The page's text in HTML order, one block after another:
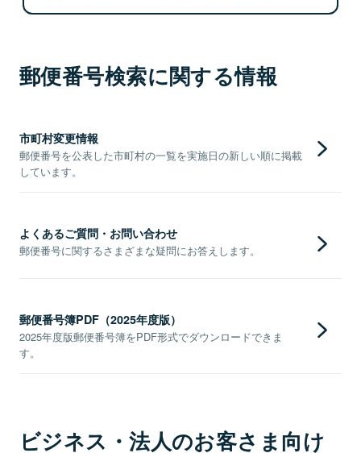
郵便番号検索に関する情報
市町村変更情報
郵便番号を公表した市町村の一覧を実施日の新しい順に掲載
しています。
よくあるご質問・お問い合わせ
郵便番号に関するさまざまな疑問にお答えします。
郵便番号簿PDF（2025年度版）
2025年度版郵便番号簿をPDF形式でダウンロードできま
す。
ビジネス・法人のお客さま向け